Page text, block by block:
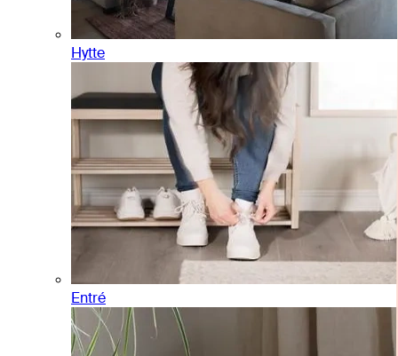
Hytte
Entré